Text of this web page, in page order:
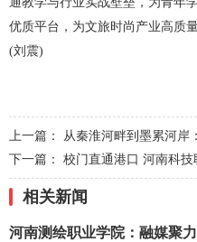
优质平台，为文旅时尚产业高质
(刘震)
上一篇： 从秦淮河畔到墨累河岸
下一篇： 校门直通港口 河南科
相关新闻
河南测绘职业学院：融媒聚